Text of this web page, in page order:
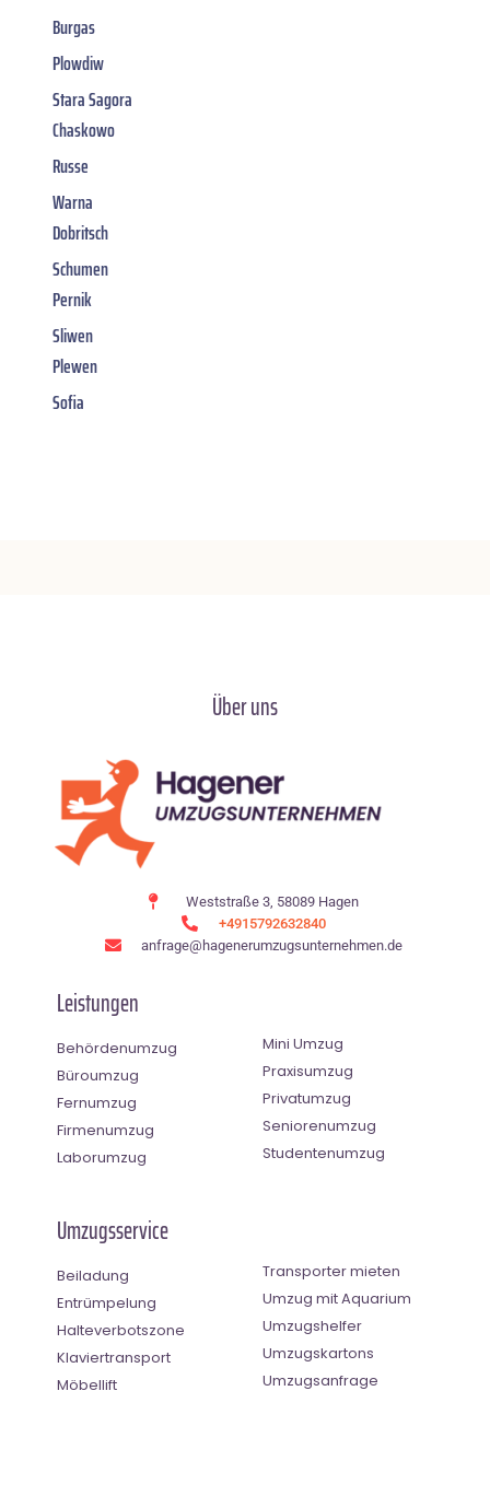
Burgas
Plowdiw
Stara Sagora
Chaskowo
Russe
Warna
Dobritsch
Schumen
Pernik
Sliwen
Plewen
Sofia
Über uns
Weststraße 3, 58089 Hagen
+4915792632840
anfrage@hagenerumzugsunternehmen.de
Leistungen
Behördenumzug
Büroumzug
Fernumzug
Firmenumzug
Laborumzug
Mini Umzug
Praxisumzug
Privatumzug
Seniorenumzug
Studentenumzug
Umzugsservice
Beiladung
Entrümpelung
Halteverbotszone
Klaviertransport
Möbellift
Transporter mieten
Umzug mit Aquarium
Umzugshelfer
Umzugskartons
Umzugsanfrage